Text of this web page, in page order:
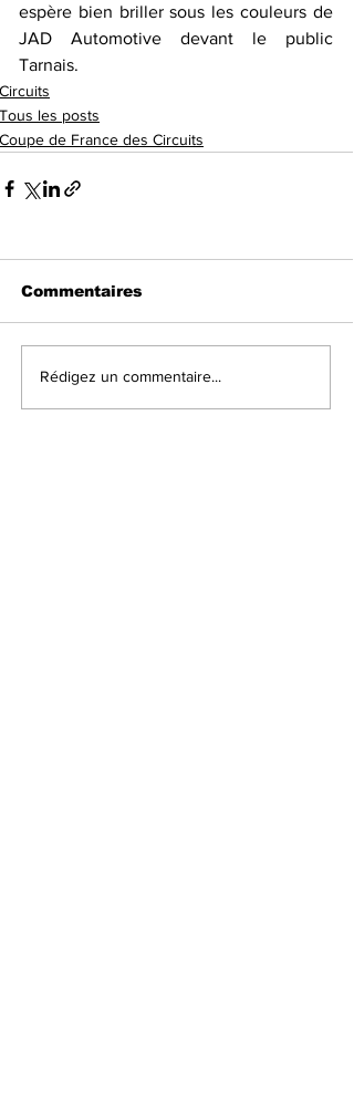
espère bien briller sous les couleurs de
JAD Automotive devant le public
Tarnais.
Circuits
Tous les posts
Coupe de France des Circuits
Commentaires
Rédigez un commentaire...